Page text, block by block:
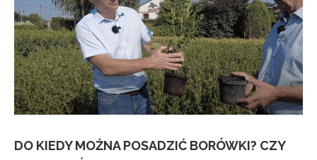
DO KIEDY MOŻNA POSADZIĆ BORÓWKI? CZY